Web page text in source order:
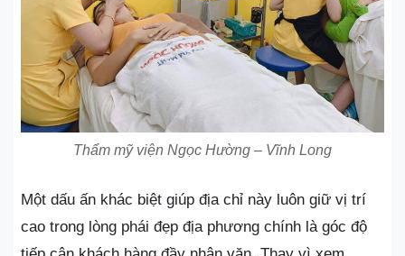
Thẩm mỹ viện Ngọc Hường – Vĩnh Long
Một dấu ấn khác biệt giúp địa chỉ này luôn giữ vị trí
cao trong lòng phái đẹp địa phương chính là góc độ